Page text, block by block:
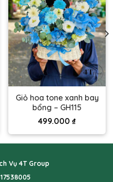
Giỏ hoa tone xanh bay
bổng – GH115
499.000 ₫
Vụ 4T Group